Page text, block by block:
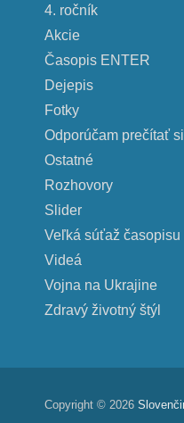
4. ročník
Akcie
Časopis ENTER
Dejepis
Fotky
Odporúčam prečítať si
Ostatné
Rozhovory
Slider
Veľká súťaž časopisu
Videá
Vojna na Ukrajine
Zdravý životný štýl
Copyright © 2026